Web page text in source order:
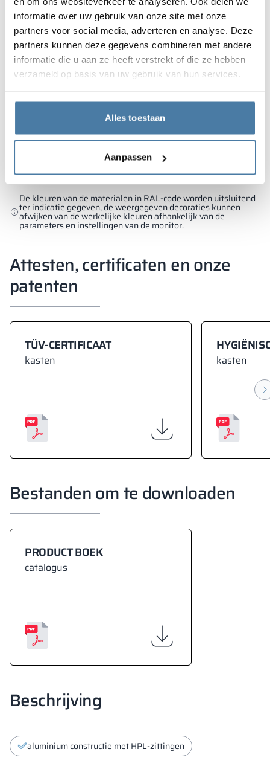
informatie over uw gebruik van onze site met onze
partners voor social media, adverteren en analyse. Deze
partners kunnen deze gegevens combineren met andere
informatie die u aan ze heeft verstrekt of die ze hebben
verzameld op basis van uw gebruik van hun services.
Alles toestaan
Aanpassen
De kleuren van de materialen in RAL-code worden uitsluitend
ter indicatie gegeven, de weergegeven decoraties kunnen
afwijken van de werkelijke kleuren afhankelijk van de
parameters en instellingen van de monitor.
10 mm
FOREST GREEN
10 mm
EMERALD LAGUNA
10 mm
BLUE BAY
10 mm
Attesten, certificaten en onze
patenten
TÜV-CERTIFICAAT
kasten kasten
Bestanden om te downloaden
PRODUCT BOEK
catalogus
Beschrijving
aluminium constructie met HPL-zittingen